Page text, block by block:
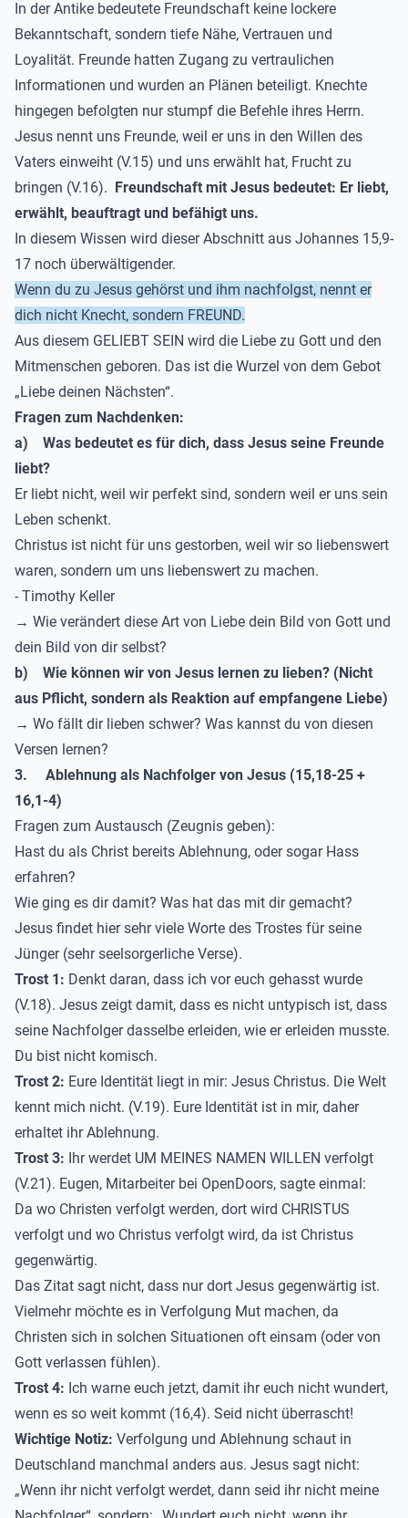
In der Antike bedeutete Freundschaft keine lockere
Bekanntschaft, sondern tiefe Nähe, Vertrauen und
Loyalität. Freunde hatten Zugang zu vertraulichen
Informationen und wurden an Plänen beteiligt. Knechte
hingegen befolgten nur stumpf die Befehle ihres Herrn.
Jesus nennt uns Freunde, weil er uns in den Willen des
Vaters einweiht (V.15) und uns erwählt hat, Frucht zu
bringen (V.16). Freundschaft mit Jesus bedeutet: Er liebt,
erwählt, beauftragt und befähigt uns.
In diesem Wissen wird dieser Abschnitt aus Johannes 15,9-
17 noch überwältigender.
Wenn du zu Jesus gehörst und ihm nachfolgst, nennt er
dich nicht Knecht, sondern FREUND.
Aus diesem GELIEBT SEIN wird die Liebe zu Gott und den
Mitmenschen geboren. Das ist die Wurzel von dem Gebot
„Liebe deinen Nächsten“.
Fragen zum Nachdenken:
a) Was bedeutet es für dich, dass Jesus seine Freunde
liebt?
Er liebt nicht, weil wir perfekt sind, sondern weil er uns sein
Leben schenkt.
Christus ist nicht für uns gestorben, weil wir so liebenswert
waren, sondern um uns liebenswert zu machen.
- Timothy Keller
→ Wie verändert diese Art von Liebe dein Bild von Gott und
dein Bild von dir selbst?
b) Wie können wir von Jesus lernen zu lieben? (Nicht
aus Pflicht, sondern als Reaktion auf empfangene Liebe)
→ Wo fällt dir lieben schwer? Was kannst du von diesen
Versen lernen?
3. Ablehnung als Nachfolger von Jesus (15,18-25 +
16,1-4)
Fragen zum Austausch (Zeugnis geben):
Hast du als Christ bereits Ablehnung, oder sogar Hass
erfahren?
Wie ging es dir damit? Was hat das mit dir gemacht?
Jesus findet hier sehr viele Worte des Trostes für seine
Jünger (sehr seelsorgerliche Verse).
Trost 1: Denkt daran, dass ich vor euch gehasst wurde
(V.18). Jesus zeigt damit, dass es nicht untypisch ist, dass
seine Nachfolger dasselbe erleiden, wie er erleiden musste.
Du bist nicht komisch.
Trost 2: Eure Identität liegt in mir: Jesus Christus. Die Welt
kennt mich nicht. (V.19). Eure Identität ist in mir, daher
erhaltet ihr Ablehnung.
Trost 3: Ihr werdet UM MEINES NAMEN WILLEN verfolgt
(V.21). Eugen, Mitarbeiter bei OpenDoors, sagte einmal:
Da wo Christen verfolgt werden, dort wird CHRISTUS
verfolgt und wo Christus verfolgt wird, da ist Christus
gegenwärtig.
Das Zitat sagt nicht, dass nur dort Jesus gegenwärtig ist.
Vielmehr möchte es in Verfolgung Mut machen, da
Christen sich in solchen Situationen oft einsam (oder von
Gott verlassen fühlen).
Trost 4: Ich warne euch jetzt, damit ihr euch nicht wundert,
wenn es so weit kommt (16,4). Seid nicht überrascht!
Wichtige Notiz: Verfolgung und Ablehnung schaut in
Deutschland manchmal anders aus. Jesus sagt nicht:
„Wenn ihr nicht verfolgt werdet, dann seid ihr nicht meine